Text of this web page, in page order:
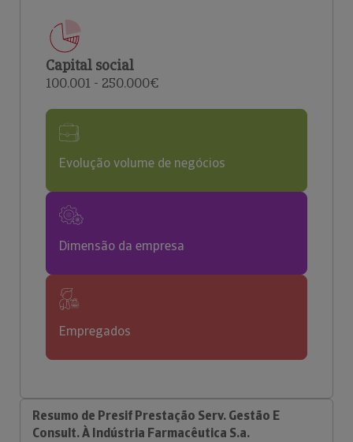
Capital social
100.001 - 250.000€
Evolução volume de negócios
Dimensão da empresa
Empregados
Resumo de Presif Prestação Serv. Gestão E
Consult. À Indústria Farmacêutica S.a.